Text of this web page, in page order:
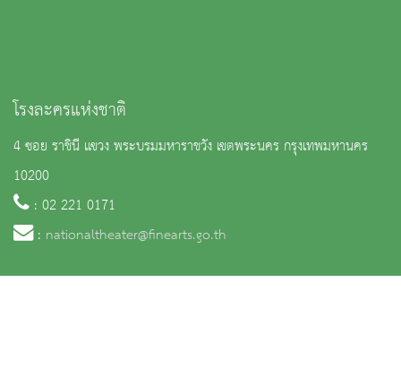
โรงละครแห่งชาติ
4 ซอย ราชินี แขวง พระบรมมหาราชวัง เขตพระนคร กรุงเทพมหานคร
10200
: 02 221 0171
: nationaltheater@finearts.go.th